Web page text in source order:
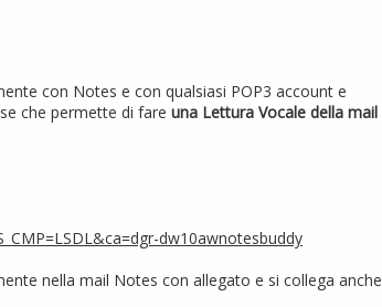
con Notes e con qualsiasi POP3 account e
che permette di fare una Lettura Vocale della mail
dw10awnotesbuddy
nella mail Notes con allegato e si collega anche